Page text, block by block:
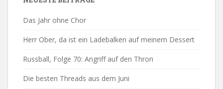
Das Jahr ohne Chor
Herr Ober, da ist ein Ladebalken auf meinem Dessert
Russball, Folge 70: Angriff auf den Thron
Die besten Threads aus dem Juni